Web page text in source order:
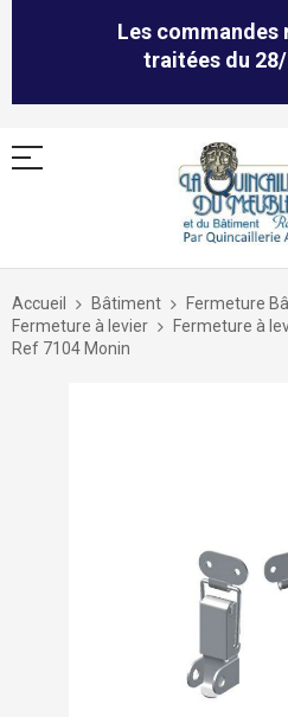
Les commandes
traitées du 28/
Allez
contenu
Accueil Bâtiment
Fermeture
Fermeture à levier
Fermeture à
Ref 7104 Monin